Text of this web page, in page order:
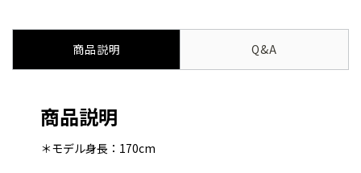
商品説明 Q&A
商品説明
＊モデル身長：170cm